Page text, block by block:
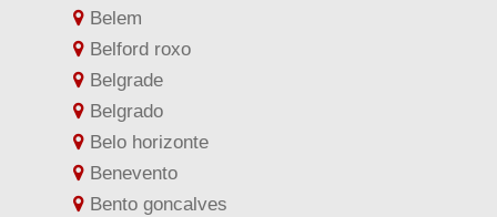
Belem
Belford roxo
Belgrade
Belgrado
Belo horizonte
Benevento
Bento goncalves